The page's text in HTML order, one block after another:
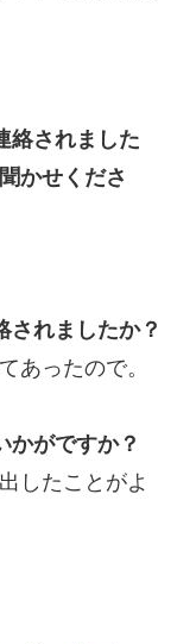
絡されました
かせくださ
されましたか？
あったので。
かがですか？
したことがよ